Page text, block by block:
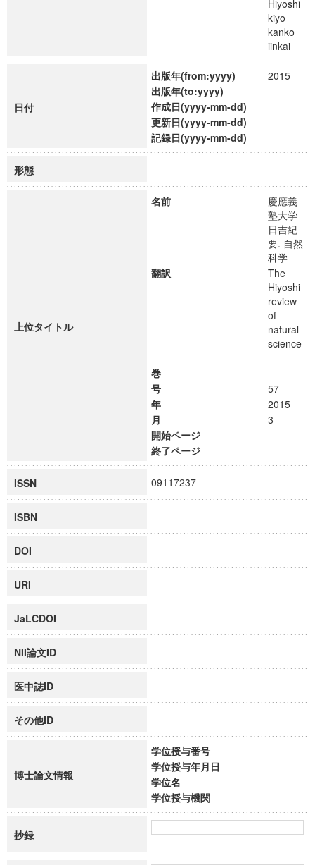
Hiyoshi
kiyo
kanko
iinkai
日付
出版年(from:yyyy)
2015
出版年(to:yyyy)
作成日(yyyy-mm-dd)
更新日(yyyy-mm-dd)
記録日(yyyy-mm-dd)
形態
上位タイトル
名前
慶應義
塾大学
日吉紀
要. 自然
科学
翻訳
The
Hiyoshi
review
of
natural
science
巻
号
57
年
2015
月
3
開始ページ
終了ページ
ISSN 09117237
ISBN
DOI
URI
JaLCDOI
NII論文ID
医中誌ID
その他ID
博士論文情報
学位授与番号
学位授与年月日
学位名
学位授与機関
抄録